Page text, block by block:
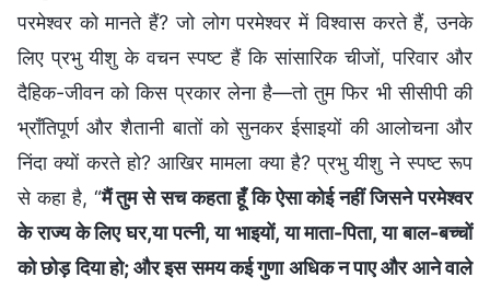
परमेश्वर को मानते हैं? जो लोग परमेश्वर में विश्वास करते हैं, उनके
लिए प्रभु यीशु के वचन स्पष्ट हैं कि सांसारिक चीजों, परिवार और
दैहिक-जीवन को किस प्रकार लेना है—तो तुम फिर भी सीसीपी की
भ्राँतिपूर्ण और शैतानी बातों को सुनकर ईसाइयों की आलोचना और
निंदा क्यों करते हो? आखिर मामला क्या है? प्रभु यीशु ने स्पष्ट रूप
से कहा है, “मैं तुम से सच कहता हूँ कि ऐसा कोई नहीं जिसने परमेश्‍वर
के राज्य के लिए घर,या पत्नी, या भाइयों, या माता-पिता, या बाल-बच्‍चों
को छोड़ दिया हो; और इस समय कई गुणा अधिक न पाए और आने वाले